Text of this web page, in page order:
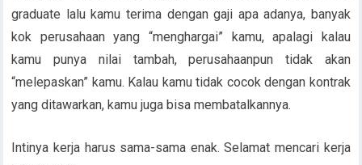
graduate lalu kamu terima dengan gaji apa adanya, banyak
kok perusahaan yang “menghargai” kamu, apalagi kalau
kamu punya nilai tambah, perusahaanpun tidak akan
“melepaskan” kamu. Kalau kamu tidak cocok dengan kontrak
yang ditawarkan, kamu juga bisa membatalkannya.
Intinya kerja harus sama-sama enak. Selamat mencari kerja